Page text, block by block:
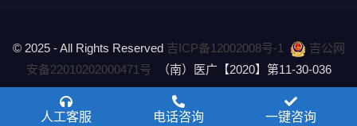
© 2025 - All Rights Reserved 吉ICP备12002008号-1
吉公网
安备22010202000471号
（南）医广【2020】第11-30-036
Privacy Policy
人工客服
电话咨询 一键咨询